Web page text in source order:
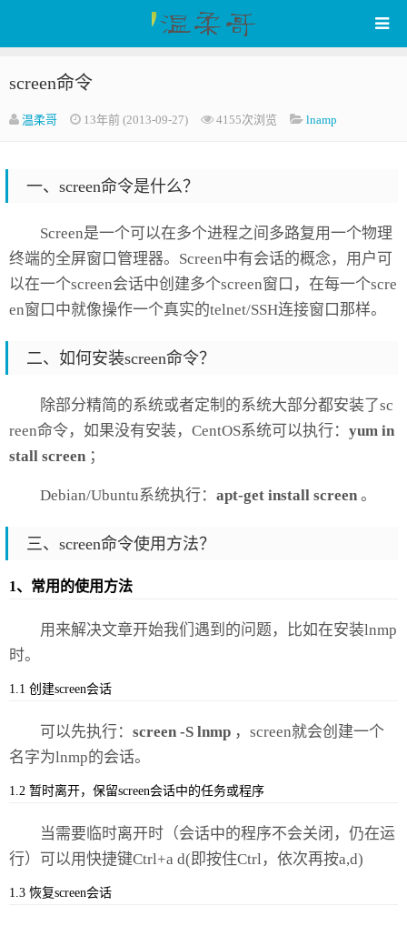
WenRou's Blog
screen命令
温柔哥 13年前 (2013-09-27) 4155次浏览 lnamp
一、screen命令是什么？
Screen是一个可以在多个进程之间多路复用一个物理
终端的全屏窗口管理器。Screen中有会话的概念，用户可
以在一个screen会话中创建多个screen窗口，在每一个scre
en窗口中就像操作一个真实的telnet/SSH连接窗口那样。
二、如何安装screen命令？
除部分精简的系统或者定制的系统大部分都安装了sc
reen命令，如果没有安装，CentOS系统可以执行： yum in
stall screen ；
Debian/Ubuntu系统执行： apt-get install screen 。
三、screen命令使用方法？
1、常用的使用方法
用来解决文章开始我们遇到的问题，比如在安装lnmp
时。
1.1 创建screen会话
可以先执行： screen -S lnmp ，screen就会创建一个
名字为lnmp的会话。
1.2 暂时离开，保留screen会话中的任务或程序
当需要临时离开时（会话中的程序不会关闭，仍在运
行）可以用快捷键Ctrl+a d(即按住Ctrl，依次再按a,d)
1.3 恢复screen会话